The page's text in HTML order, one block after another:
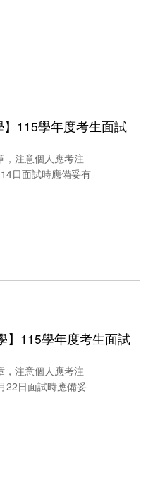
115學年度考生面試
，注意個人應考注
日面試時應備妥有
】115學年度考生面試
，注意個人應考注
22日面試時應備妥